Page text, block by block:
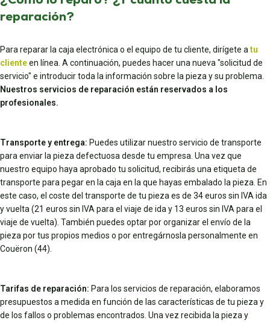
reparación?
Para reparar la caja electrónica o el equipo de tu cliente, dirígete atu
clienteen línea. A continuación, puedes hacer una nueva "solicitud de
servicio" e introducir toda la información sobre la pieza y su problema.
Nuestros servicios de reparación están reservados a los
profesionales.
Transporte y entrega: Puedes utilizar nuestro servicio de transporte
para enviar la pieza defectuosa desde tu empresa. Una vez que
nuestro equipo haya aprobado tu solicitud, recibirás una etiqueta de
transporte para pegar en la caja en la que hayas embalado la pieza. En
este caso, el coste del transporte de tu pieza es de 34 euros sin IVA ida
y vuelta (21 euros sin IVA para el viaje de ida y 13 euros sin IVA para el
viaje de vuelta). También puedes optar por organizar el envío de la
pieza por tus propios medios o por entregárnosla personalmente en
Couëron (44).
Tarifas de reparación: Para los servicios de reparación, elaboramos
presupuestos a medida en función de las características de tu pieza y
de los fallos o problemas encontrados. Una vez recibida la pieza y